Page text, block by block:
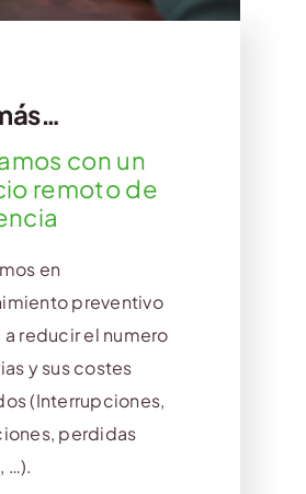
con un
remoto de
en
preventivo
a reducir el numero
y sus costes
(Interrupciones,
perdidas
…).